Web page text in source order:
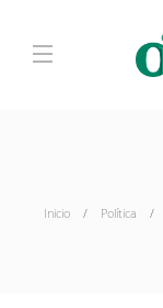
Inicio Política